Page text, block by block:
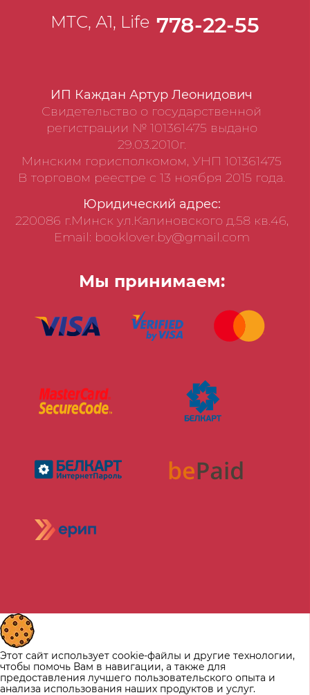
ИП Каждан Артур Леонидович
Свидетельство о государственной
регистрации № 101361475 выдано
29.03.2010г.
Минским горисполкомом, УНП 101361475
В торговом реестре с 13 ноября 2015 года.
Юридический адрес:
220086 г.Минск ул.Калиновского д.58 кв.46,
Email: booklover.by@gmail.com
Мы принимаем:
МТС, А1, Life 778-22-55
Этот сайт использует cookie-файлы и другие технологии,
чтобы помочь Вам в навигации, а также для
предоставления лучшего пользовательского опыта и
анализа использования наших продуктов и услуг.